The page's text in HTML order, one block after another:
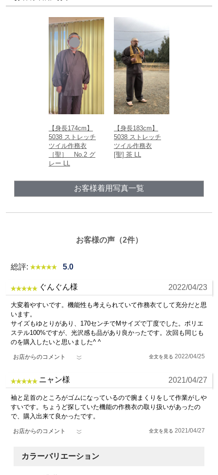
【身長174cm】
5038 ストレッチ
ツイル作務衣
［聖］ No.2 グ
レー LL
【身長183cm】
5038 ストレッチ
ツイル作務衣
[聖] 茶 LL
お客様着用写真一覧
お客様の声（2件）
総評: 5.0
ぐんぐん様 2022/04/23
大変着やすいです。機能性も考えられていて作務衣てして充分だと思
います。
サイズもゆとりがあり、170センチでMサイズで丁度でした。ポリエ
ステル100%ですが、光沢感も品があり良かったです。次回も同じも
のを購入したいと思いました^ ^
お店からのコメント 2022/04/25
ニャン様 2021/04/27
袖と足首のところがゴムになっているので腕まくりをして作業がしや
すいです。ちょうど探していた機能の作務衣の取り扱いがあったの
で、購入出来て良かったです。
お店からのコメント 2021/04/27
カラーバリエーション